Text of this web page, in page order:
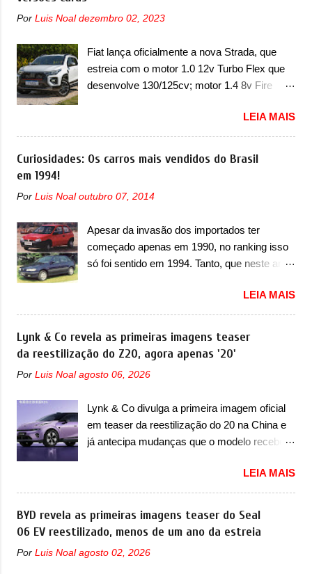
nasce com um design que está bastante
faróis com um desenho mais retangular, com
um pequeno prolongamento para as laterais.
Os faróis cont...
concessionária mais próxima para a solução
uma atualização do software do módulo de
controle da bateria (AHCP e HCP). Para
alguns veículos envolvidos, também, será
substituição do motor do ventilador HVAC
(aquecimento, ventilação e ar-condicionado).
A marca também confirmou que “foi
sobrecarga do microprocessador do Módulo
causar a perda de força motriz, requerendo a
atualização do software do modulo de...
Por Luis Noal dezembro 02, 2023
Fiat lança oficialmente a nova Strada, que
estreia com o motor 1.0 12v Turbo Flex que
desenvolve 130/125cv; motor 1.4 8v Fire
oficialmente a nova Strada, que aparece com
mudanças visuais e com uma nova opção de
motor. Depois da picape compacta receber o
do motor 1.0 12v Turbo Flex, conhecido
a Fiat Strada soube ser mutável com
avanços importantes que a concorrência
nunca conseguiu acompanhar e agora ela
chegada do motor T200, que estreou nos
irmãos Pulse e Fastback. "A Fiat Strada é
mais do que uma picape, é uma verdadeira
revolução no mercado automotivo. Há alguns
anos era improvável pensar que uma picape
que só a Strada fez. Mais do que isso: ela é a
prova viva que time que está ganhando se
mexe sim. Ao longo da sua história, ela...
LEIA MAIS
Curiosidades: Os carros mais vendidos do Brasil
em 1994!
Por Luis Noal outubro 07, 2014
Apesar da invasão dos importados ter
começado apenas em 1990, no ranking isso
só foi sentido em 1994. Tanto, que neste ano,
ao começar pelo Chevrolet Corsa, o mais
destacado deles no ranking que perdurou no
nosso mercado até início de 2012 e com
certeza foi um grandioso lançamento da
Chevrolet que assustou a concorrência.
Nesse ano também era lançada a nova
anos ganhava uma nova geração feita do
zero, apelidada de "Bolinha" por suas formas
arredondadas. Além do Gol, outro
Era o Pointer, versão hatchback do Logus
que chegava depois de um ano de atraso. A
invasão de 1994 foi marcava pelos
franceses, alemães, japoneses e coreanos
que chegaram arrancando corações em
LEIA MAIS
Lynk & Co revela as primeiras imagens teaser
da reestilização do Z20, agora apenas '20'
Por Luis Noal agosto 06, 2026
Lynk & Co divulga a primeira imagem oficial
em teaser da reestilização do 20 na China e
já antecipa mudanças que o modelo receberá
vai apresentar na China as primeiras
mudanças para o Z20, um misto de hatch
com SUV que é vendido no mercado chinês
desde o lançamento, em 2024. Agora, o
visual e também mudará de nome. Vendido
LEIA MAIS
BYD revela as primeiras imagens teaser do Seal
06 EV reestilizado, menos de um ano da estreia
Por Luis Noal agosto 02, 2026